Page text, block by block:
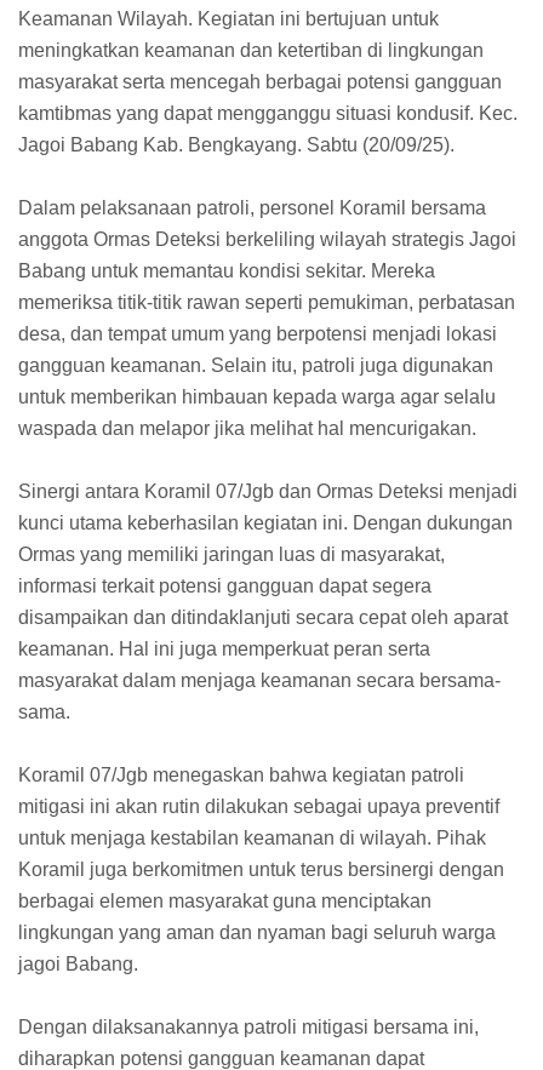
Keamanan Wilayah. Kegiatan ini bertujuan untuk
meningkatkan keamanan dan ketertiban di lingkungan
masyarakat serta mencegah berbagai potensi gangguan
kamtibmas yang dapat mengganggu situasi kondusif. Kec.
Jagoi Babang Kab. Bengkayang. Sabtu (20/09/25).
Dalam pelaksanaan patroli, personel Koramil bersama
anggota Ormas Deteksi berkeliling wilayah strategis Jagoi
Babang untuk memantau kondisi sekitar. Mereka
memeriksa titik-titik rawan seperti pemukiman, perbatasan
desa, dan tempat umum yang berpotensi menjadi lokasi
gangguan keamanan. Selain itu, patroli juga digunakan
untuk memberikan himbauan kepada warga agar selalu
waspada dan melapor jika melihat hal mencurigakan.
Sinergi antara Koramil 07/Jgb dan Ormas Deteksi menjadi
kunci utama keberhasilan kegiatan ini. Dengan dukungan
Ormas yang memiliki jaringan luas di masyarakat,
informasi terkait potensi gangguan dapat segera
disampaikan dan ditindaklanjuti secara cepat oleh aparat
keamanan. Hal ini juga memperkuat peran serta
masyarakat dalam menjaga keamanan secara bersama-
sama.
Koramil 07/Jgb menegaskan bahwa kegiatan patroli
mitigasi ini akan rutin dilakukan sebagai upaya preventif
untuk menjaga kestabilan keamanan di wilayah. Pihak
Koramil juga berkomitmen untuk terus bersinergi dengan
berbagai elemen masyarakat guna menciptakan
lingkungan yang aman dan nyaman bagi seluruh warga
jagoi Babang.
Dengan dilaksanakannya patroli mitigasi bersama ini,
diharapkan potensi gangguan keamanan dapat